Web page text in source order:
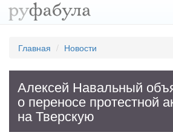
Главная Новости
Алексей Навальный
о переносе протестной
на Тверскую